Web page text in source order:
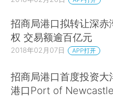
招商局港口拟转让深赤
权 交易额逾百亿元
2018年02月07日 APP打开
招商局港口首度投资
港口Port of